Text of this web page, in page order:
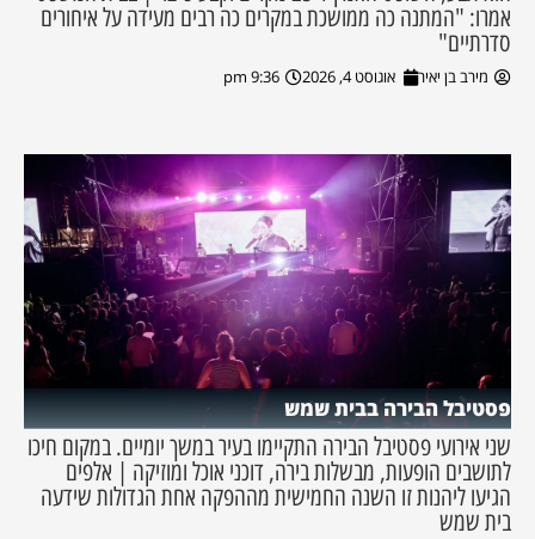
אמרו: "המתנה כה ממושכת במקרים כה רבים מעידה על איחורים
סדרתיים"
מירב בן יאיר אוגוסט 4, 2026 9:36 pm
פסטיבל הבירה בבית שמש
שני אירועי פסטיבל הבירה התקיימו בעיר במשך יומיים. במקום חיכו
לתושבים הופעות, מבשלות בירה, דוכני אוכל ומוזיקה | אלפים
הגיעו ליהנות זו השנה החמישית מההפקה אחת הגדולות שידעה
בית שמש